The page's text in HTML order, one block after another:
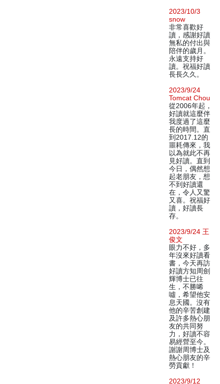
2023/10/3
snow
非常喜歡好
讀，感謝好讀
無私的付出與
陪伴的歲月。
永遠支持好
讀。祝福好讀
長長久久。
2023/9/24
Tomcat Chou
從2006年起，
好讀就這麼伴
我度過了這麼
長的時間。直
到2017.12的
噩耗傳來，我
以為就此不再
見好讀。直到
今日，偶然想
起老朋友，想
不到好讀還
在，令人又驚
又喜。祝福好
讀，好讀長
存。
2023/9/24 王
俊文
眼力不好，多
年沒來好讀看
書，今天再訪
好讀方知周劍
輝博士已往
生，不勝唏
噓，希望他安
息天國。沒有
他的辛苦創建
及許多熱心朋
友的共同努
力，好讀不容
易經營至今。
謝謝周博士及
熱心朋友的辛
勞貢獻！
2023/9/12